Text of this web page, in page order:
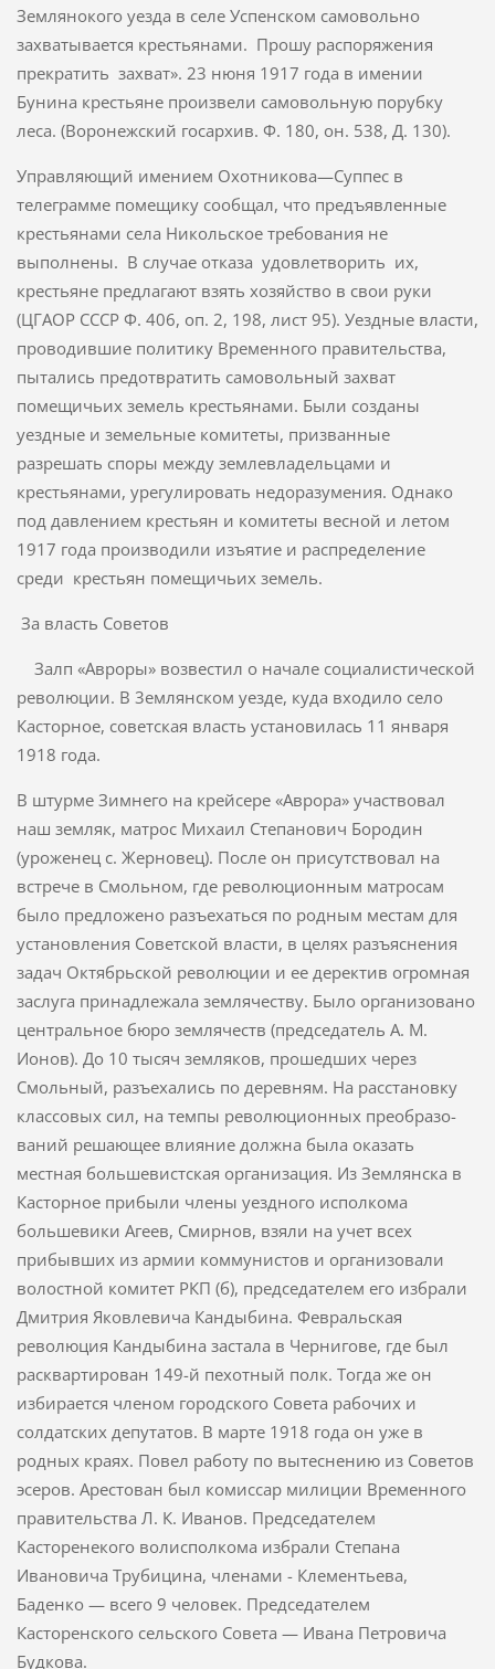
Землянокого уезда в селе Успенском самовольно
захваты­вается крестьянами. Прошу распоряжения
прекратить захват». 23 нюня 1917 года в имении
Бунина крестьяне произвели самоволь­ную порубку
леса. (Воронежский госархив. Ф. 180, он. 538, Д. 130).
Управляющий имением Охотникова—Суппес в
телеграмме помещику сообщал, что предъявленные
крестьянами села Никольское требования не
выполнены. В случае отказа удовлетворить их,
крестьяне предлагают взять хозяйство в свои руки
(ЦГАОР СССР Ф. 406, оп. 2, 198, лист 95). Уездные власти,
проводившие политику Временного правительства,
пытались предотвратить самовольный захват
помещичьих земель крестьянами. Были созданы
уездные и земельные комитеты, призван­ные
разрешать споры между землевладельцами и
крестьянами, урегулировать недоразумения. Однако
под давлением крестьян и ко­митеты весной и летом
1917 года производили изъятие и распределе­ние
среди крестьян помещичьих земель.
За власть Советов
Залп «Авроры» возвестил о начале социалистической
революции. В 3емлянском уезде, куда входило село
Касторное, советская власть установилась 11 января
1918 года.
В штурме Зимнего на крейсере «Аврора» участвовал
наш земляк, матрос Михаил Степанович Бородин
(уроженец с. Жерновец). После он присутствовал на
встрече в Смольном, где революционным матро­сам
было предложено разъехаться по родным местам для
установле­ния Советской власти, в целях разъяснения
задач Октябрьской ре­волюции и ее деректив огромная
заслуга принадлежала землячеству. Было организовано
центральное бюро землячеств (председатель А. М.
Ионов). До 10 тысяч земляков, прошедших через
Смольный, разъеха­лись по деревням. На расстановку
классовых сил, на темпы революционных преобразо­
ваний решающее влияние должна была оказать
местная большевистская организация. Из Землянска в
Касторное прибыли члены уездного исполкома
большевики Агеев, Смирнов, взяли на учет всех
прибывших из армии коммунистов и организовали
волостной комитет РКП (б), председате­лем его избрали
Дмитрия Яковлевича Кандыбина. Февральская
революция Кандыбина застала в Чернигове, где был
расквартирован 149-й пехотный полк. Тогда же он
избирается членом городского Совета рабочих и
солдатских депутатов. В марте 1918 года он уже в
родных краях. Повел работу по вытеснению из Советов
эсеров. Арестован был ко­миссар милиции Временного
правительства Л. К. Иванов. Председате­лем
Касторенекого волисполкома избрали Степана
Ивановича Трубицина, членами - Клементьева,
Баденко — всего 9 человек. Председателем
Касторенского сельского Совета — Ивана Петровича
Будкова.